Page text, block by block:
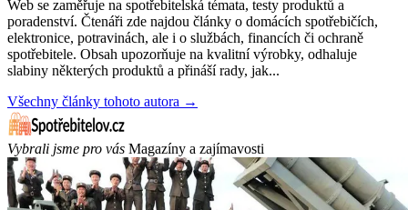
Web se zaměřuje na spotřebitelská témata, testy produktů a
poradenství. Čtenáři zde najdou články o domácích spotřebičích,
elektronice, potravinách, ale i o službách, financích či ochraně
spotřebitele. Obsah upozorňuje na kvalitní výrobky, odhaluje
slabiny některých produktů a přináší rady, jak...
Všechny články tohoto autora →
Vybrali jsme pro vás Magazíny a zajímavosti